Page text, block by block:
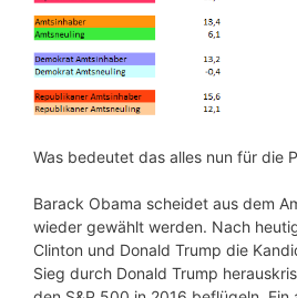
Was bedeutet das alles nun für die
Barack Obama scheidet aus dem
wieder gewählt werden. Nach
Clinton und Donald Trump die
Sieg durch Donald Trump